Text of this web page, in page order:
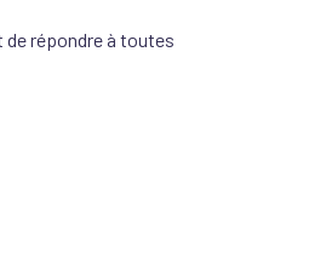
de répondre à toutes